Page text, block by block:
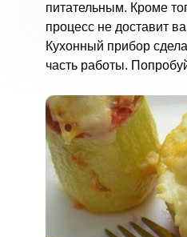
питательным. Кроме
процесс не доставит
Кухонный прибор
часть работы.